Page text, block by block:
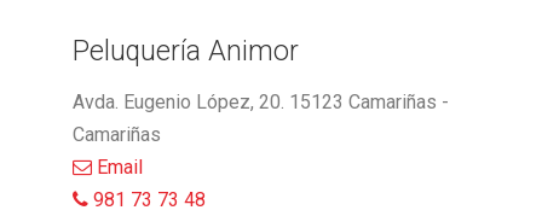
Peluquería Animor
Avda. Eugenio López, 20. 15123 Camariñas -
Camariñas
Email
981 73 73 48